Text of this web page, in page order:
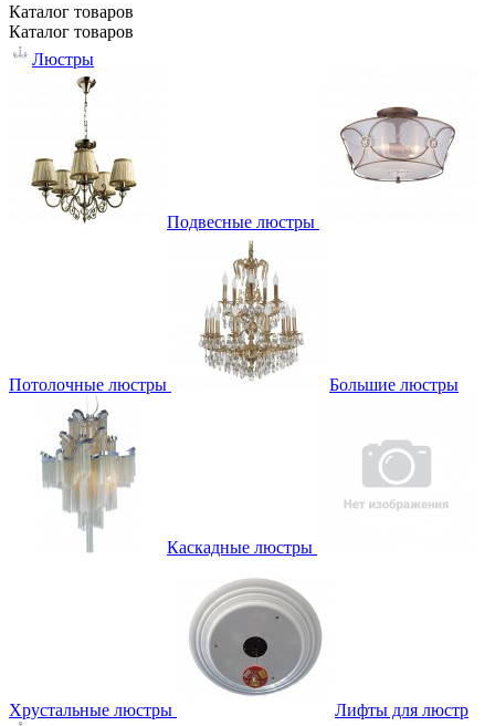
Каталог товаров
Каталог товаров
Люстры
Подвесные люстры
Потолочные люстры Большие люстры
Каскадные люстры
Хрустальные люстры
Лифты для люстр